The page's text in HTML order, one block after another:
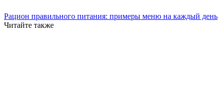
Рацион правильного питания: примеры меню на каждый день
Читайте также